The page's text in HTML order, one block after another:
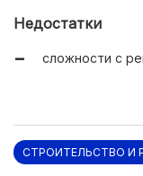
Недостатки
сложности с
СТРОИТЕЛЬСТВО И